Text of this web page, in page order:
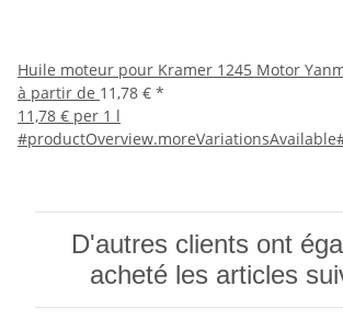
Huile moteur pour Kramer 1245 Motor
à partir de 11,78 € *
11,78 € per 1 l
D'autres clients ont
acheté les articles